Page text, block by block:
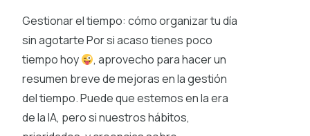
Gestionar el tiempo: cómo organizar tu día
sin agotarte Por si acaso tienes poco
tiempo hoy
, aprovecho para hacer un
resumen breve de mejoras en la gestión
del tiempo. Puede que estemos en la era
de la IA, pero si nuestros hábitos,